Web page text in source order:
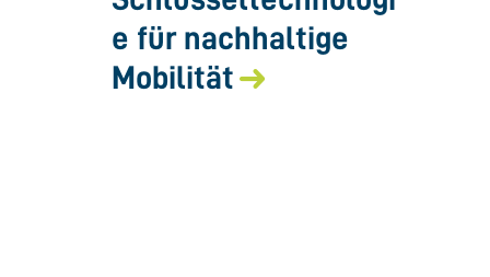
e für nachhaltige
Mobilität